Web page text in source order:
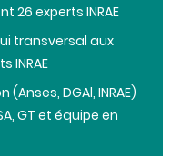
26 experts INRAE
transversal aux
INRAE
DGAl, INRAE)
GT et équipe en